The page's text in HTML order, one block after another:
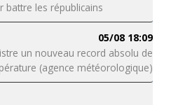
les républicains
05/08 18:09
un nouveau record absolu de
(agence météorologique)